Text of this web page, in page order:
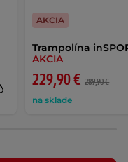
Trampolína
AKCIA
229,90 € 289,90 €
na sklade
AKCIA